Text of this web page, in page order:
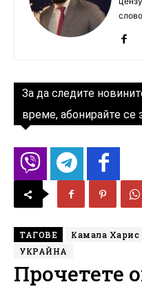
За да следите
време, абонирайте се
ТАГОВЕ Камала Харис
УКРАЙНА
Прочетете